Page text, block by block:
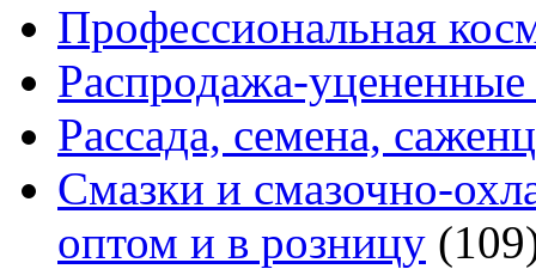
Профессиональная
Распродажа-уцененные
Рассада, семена,
Смазки и смазочно-
оптом и в розницу